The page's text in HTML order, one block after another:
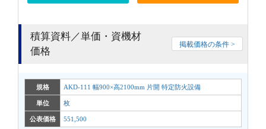
積算資料／単価・資機材
価格
掲載価格の条件 >
規格 AKD-111 幅900×高2100mm 片開 特定防火設備
単位 枚
公表価格 551,500